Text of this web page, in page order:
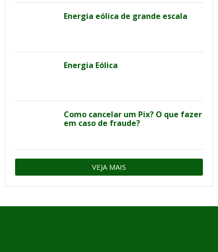
Energia eólica de grande escala
Energia Eólica
Como cancelar um Pix? O que fazer
em caso de fraude?
VEJA MAIS